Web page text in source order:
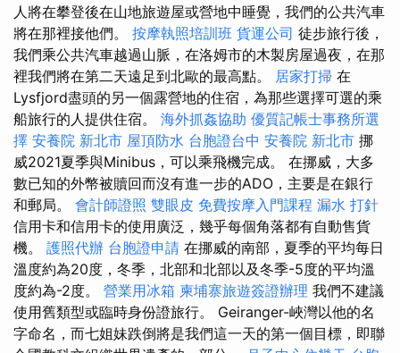
人將在攀登後在山地旅遊屋或營地中睡覺，我們的公共汽車
將在那裡接他們。 按摩執照培訓班 貨運公司 徒步旅行後，
我們乘公共汽車越過山脈，在洛姆市的木製房屋過夜，在那
裡我們將在第二天遠足到北歐的最高點。 居家打掃 在
Lysfjord盡頭的另一個露營地的住宿，為那些選擇可選的乘
船旅行的人提供住宿。 海外抓姦協助 優質記帳士事務所選
擇 安養院 新北市 屋頂防水 台胞證台中 安養院 新北市 挪
威2021夏季與Minibus，可以乘飛機完成。 在挪威，大多
數已知的外幣被贖回而沒有進一步的ADO，主要是在銀行
和郵局。 會計師證照 雙眼皮 免費按摩入門課程 漏水 打針
信用卡和信用卡的使用廣泛，幾乎每個角落都有自動售貨
機。 護照代辦 台胞證申請 在挪威的南部，夏季的平均每日
溫度約為20度，冬季，北部和北部以及冬季-5度的平均溫
度約為-2度。 營業用冰箱 柬埔寨旅遊簽證辦理 我們不建議
使用舊類型或臨時身份證旅行。 Geiranger-峽灣以他的名
字命名，而七姐妹跌倒將是我們這一天的第一個目標，即聯